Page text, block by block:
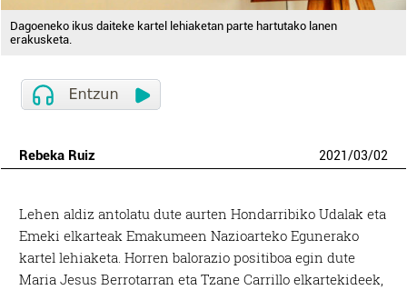
Dagoeneko ikus daiteke kartel lehiaketan parte hartutako lanen
erakusketa.
Rebeka Ruiz 2021/03/02
Lehen aldiz antolatu dute aurten Hondarribiko Udalak eta
Emeki elkarteak Emakumeen Nazioarteko Egunerako
kartel lehiaketa. Horren balorazio positiboa egin dute
Maria Jesus Berrotarran eta Tzane Carrillo elkartekideek,